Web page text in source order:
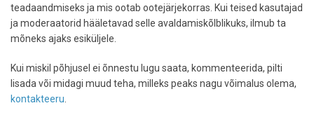
teadaandmiseks ja mis ootab ootejärjekorras. Kui teised kasutajad
ja moderaatorid hääletavad selle avaldamiskõlblikuks, ilmub ta
mõneks ajaks esiküljele.
Kui miskil põhjusel ei õnnestu lugu saata, kommenteerida, pilti
lisada või midagi muud teha, milleks peaks nagu võimalus olema,
kontakteeru